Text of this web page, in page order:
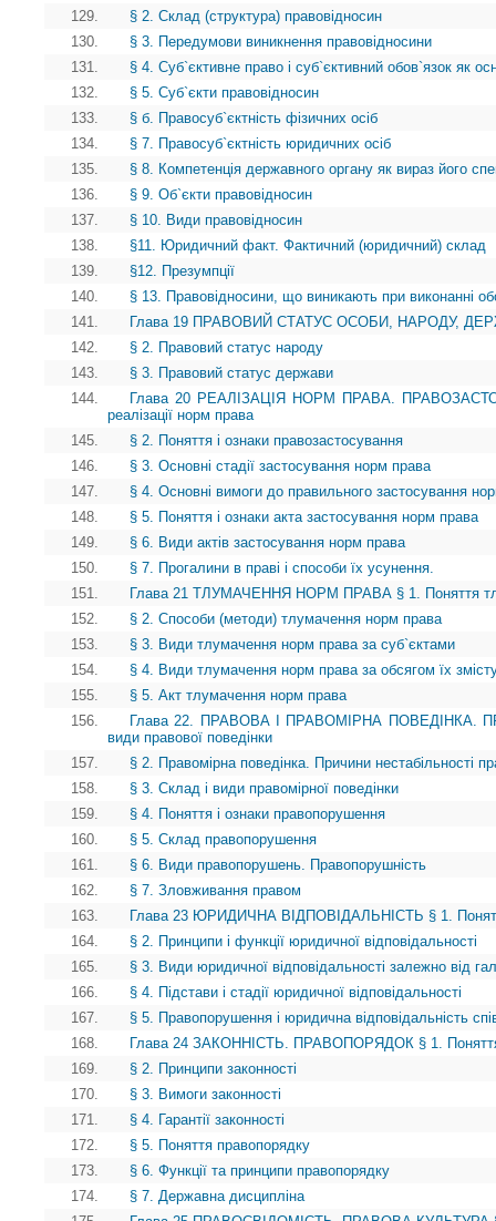
129.
§ 2. Склад (структура) правовідносин
130.
§ 3. Передумови виникнення правовідносини
131.
§ 4. Суб`єктивне право і суб`єктивний обов`язок як
132.
§ 5. Суб`єкти правовідносин
133.
§ б. Правосуб`єктність фізичних осіб
134.
§ 7. Правосуб`єктність юридичних осіб
135.
§ 8. Компетенція державного органу як вираз його
136.
§ 9. Об`єкти правовідносин
137.
§ 10. Види правовідносин
138.
§11. Юридичний факт. Фактичний (юридичний) склад
139.
§12. Презумпції
140.
§ 13. Правовідносини, що виникають при виконанні
141.
Глава 19 ПРАВОВИЙ СТАТУС ОСОБИ, НАРОДУ,
142.
§ 2. Правовий статус народу
143.
§ 3. Правовий статус держави
144.
Глава 20 РЕАЛІЗАЦІЯ НОРМ ПРАВА.
реалізації норм права
145.
§ 2. Поняття і ознаки правозастосування
146.
§ 3. Основні стадії застосування норм права
147.
§ 4. Основні вимоги до правильного застосування
148.
§ 5. Поняття і ознаки акта застосування норм права
149.
§ 6. Види актів застосування норм права
150.
§ 7. Прогалини в праві і способи їх усунення.
151.
Глава 21 ТЛУМАЧЕННЯ НОРМ ПРАВА § 1. Поняття
152.
§ 2. Способи (методи) тлумачення норм права
153.
§ 3. Види тлумачення норм права за суб`єктами
154.
§ 4. Види тлумачення норм права за обсягом їх
155.
§ 5. Акт тлумачення норм права
156.
Глава 22. ПРАВОВА І ПРАВОМІРНА ПОВЕДІНКА.
види правової поведінки
157.
§ 2. Правомірна поведінка. Причини нестабільності
158.
§ 3. Склад і види правомірної поведінки
159.
§ 4. Поняття і ознаки правопорушення
160.
§ 5. Склад правопорушення
161.
§ 6. Види правопорушень. Правопорушність
162.
§ 7. Зловживання правом
163.
Глава 23 ЮРИДИЧНА ВІДПОВІДАЛЬНІСТЬ § 1. Поняття
164.
§ 2. Принципи і функції юридичної відповідальності
165.
§ 3. Види юридичної відповідальності залежно від
166.
§ 4. Підстави і стадії юридичної відповідальності
167.
§ 5. Правопорушення і юридична відповідальність
168.
Глава 24 ЗАКОННІСТЬ. ПРАВОПОРЯДОК § 1. Поняття
169.
§ 2. Принципи законності
170.
§ 3. Вимоги законності
171.
§ 4. Гарантії законності
172.
§ 5. Поняття правопорядку
173.
§ 6. Функції та принципи правопорядку
174.
§ 7. Державна дисципліна